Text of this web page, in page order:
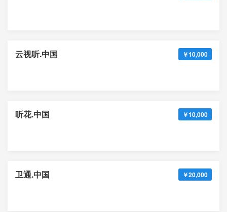
云视听.中国 ￥10,000
听花.中国 ￥10,000
卫通.中国 ￥20,000